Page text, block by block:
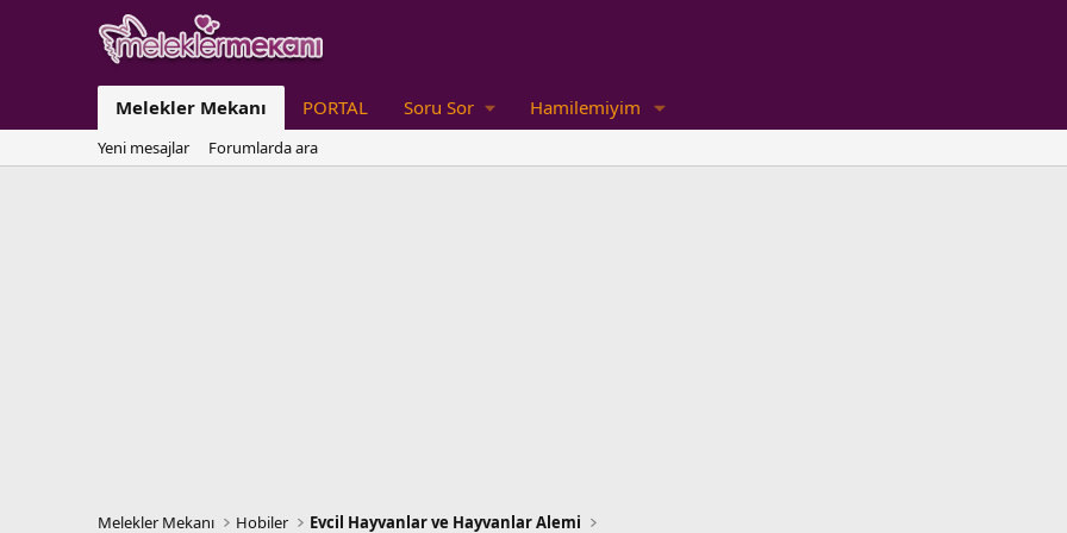
Melekler Mekanı PORTAL Soru Sor Hamilemiyim
Yeni mesajlar Forumlarda ara
Melekler Mekanı Hobiler Evcil Hayvanlar ve Hayvanlar Alemi